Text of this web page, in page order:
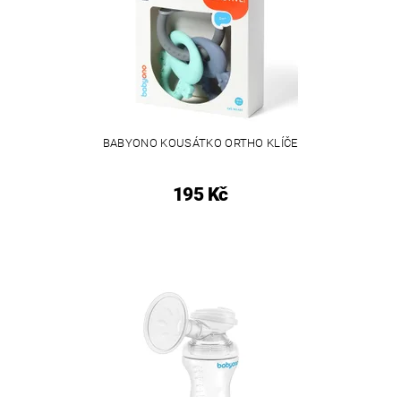
BABYONO KOUSÁTKO ORTHO KLÍČE
195 Kč